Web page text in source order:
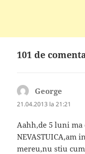
101 de
George
21.04.2013 la 21:21
Aahh,de 5 luni
NEVASTUICA,am
mereu,nu stiu